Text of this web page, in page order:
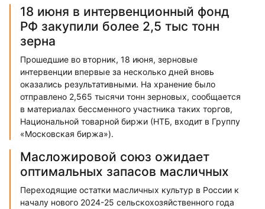
18 июня в интервенционный фонд
РФ закупили более 2,5 тыс тонн
зерна
Прошедшие во вторник, 18 июня, зерновые
интервенции впервые за несколько дней вновь
оказались результативными. На хранение было
отправлено 2,565 тысячи тонн зерновых, сообщается
в материалах бессменного участника таких торгов,
Национальной товарной биржи (НТБ, входит в Группу
«Московская биржа»).
Масложировой союз ожидает
оптимальных запасов масличных
Переходящие остатки масличных культур в России к
началу нового 2024-25 сельскохозяйственного года